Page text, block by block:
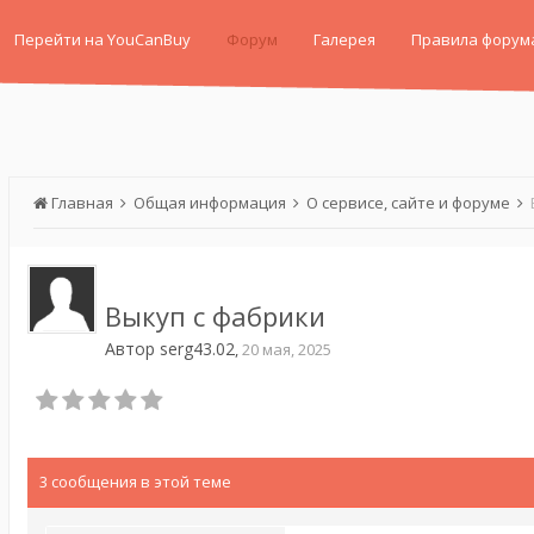
Перейти на YouCanBuy Форум Галерея Правила
Главная Общая информация О сервисе, сайте и форуме
Выкуп с фабрики
Автор serg43.02,20 мая, 2025
3 сообщения в этой теме